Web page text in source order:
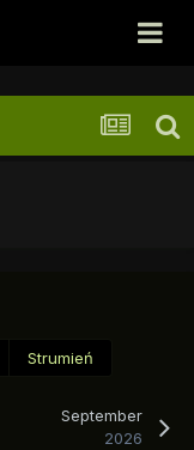
Strumień
September
2026